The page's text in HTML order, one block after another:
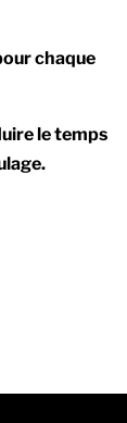
chaque
le temps